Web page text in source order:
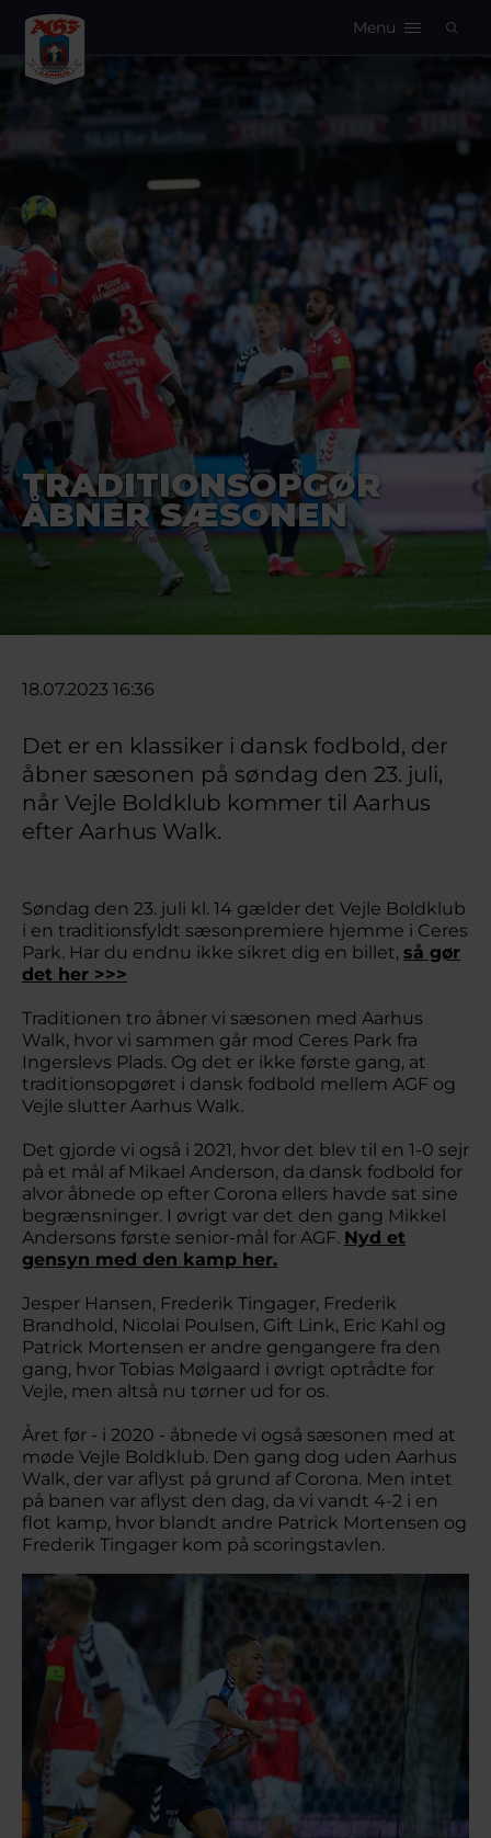
Menu
TRADITIONSOPGØR
ÅBNER SÆSONEN
18.07.2023 16:36
Det er en klassiker i dansk fodbold, der
åbner sæsonen på søndag den 23. juli,
når Vejle Boldklub kommer til Aarhus
efter Aarhus Walk.
Søndag den 23. juli kl. 14 gælder det Vejle Boldklub
i en traditionsfyldt sæsonpremiere hjemme i Ceres
Park. Har du endnu ikke sikret dig en billet, så gør
det her >>>
Traditionen tro åbner vi sæsonen med Aarhus
Walk, hvor vi sammen går mod Ceres Park fra
Ingerslevs Plads. Og det er ikke første gang, at
traditionsopgøret i dansk fodbold mellem AGF og
Vejle slutter Aarhus Walk.
Det gjorde vi også i 2021, hvor det blev til en 1-0 sejr
på et mål af Mikael Anderson, da dansk fodbold for
alvor åbnede op efter Corona ellers havde sat sine
begrænsninger. I øvrigt var det den gang Mikkel
Andersons første senior-mål for AGF. Nyd et
gensyn med den kamp her.
Jesper Hansen, Frederik Tingager, Frederik
Brandhold, Nicolai Poulsen, Gift Link, Eric Kahl og
Patrick Mortensen er andre gengangere fra den
gang, hvor Tobias Mølgaard i øvrigt optrådte for
Vejle, men altså nu tørner ud for os.
Året før - i 2020 - åbnede vi også sæsonen med at
møde Vejle Boldklub. Den gang dog uden Aarhus
Walk, der var aflyst på grund af Corona. Men intet
på banen var aflyst den dag, da vi vandt 4-2 i en
flot kamp, hvor blandt andre Patrick Mortensen og
Frederik Tingager kom på scoringstavlen.